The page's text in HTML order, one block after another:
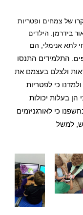
של צמחים ופטריות
בידרמן. הילדים
לתא אנימלי, הם
התלמידים התנסו
ולצלם בעצמם את
כי לפטריות
בעלות יכולות
כי לאורגניזמים
למשל